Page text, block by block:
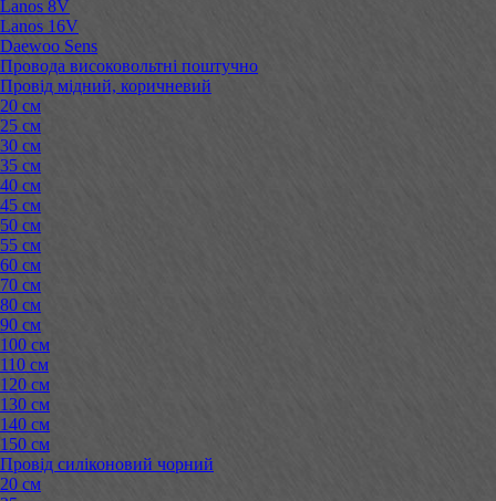
Lanos 8V
Lanos 16V
Daewoo Sens
Провода високовольтні поштучно
Провід мідний, коричневий
20 см
25 см
30 см
35 см
40 см
45 см
50 см
55 см
60 см
70 см
80 см
90 см
100 см
110 см
120 см
130 см
140 см
150 см
Провід силіконовий чорний
20 см